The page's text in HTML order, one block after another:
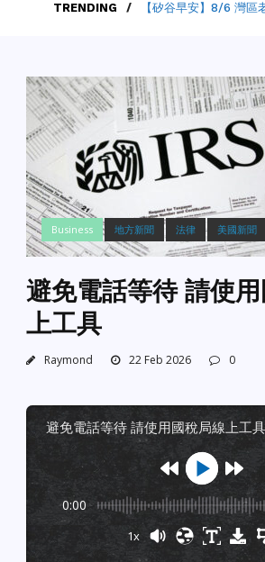
TRENDING / 【矽谷早安】8/6 灣區
Business 地方新聞 法律 美國新聞
避免電話等待 請使
上工具
Raymond 22 Feb 2026 0
避免電話等待 請使用國稅局線上工具
0:00
1x